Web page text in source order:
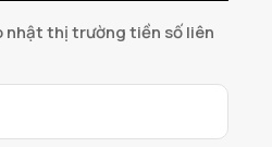
nhật thị trường tiền số liên